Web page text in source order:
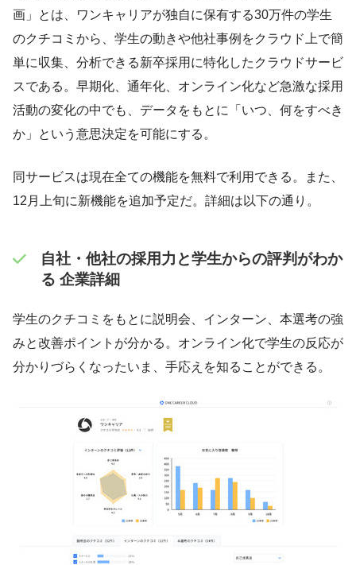
画」とは、ワンキャリアが独自に保有する30万件の学生
のクチコミから、学生の動きや他社事例をクラウド上で簡
単に収集、分析できる新卒採用に特化したクラウドサービ
スである。早期化、通年化、オンライン化など急激な採用
活動の変化の中でも、データをもとに「いつ、何をすべき
か」という意思決定を可能にする。
同サービスは現在全ての機能を無料で利用できる。また、
12月上旬に新機能を追加予定だ。詳細は以下の通り。
自社・他社の採用力と学生からの評判がわか
る 企業詳細
学生のクチコミをもとに説明会、インターン、本選考の強
みと改善ポイントが分かる。オンライン化で学生の反応が
分かりづらくなったいま、手応えを知ることができる。